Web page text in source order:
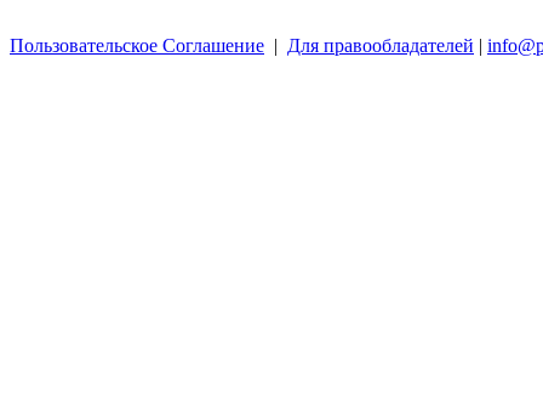
Пользовательское Соглашение | Для правообладателей |